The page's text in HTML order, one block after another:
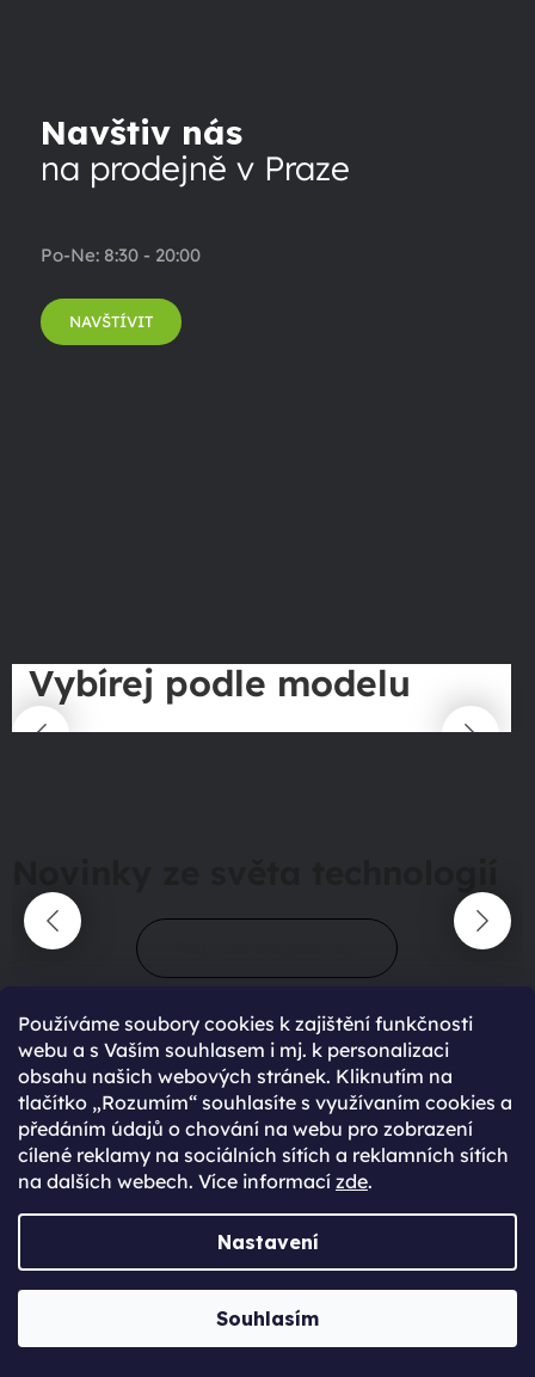
Používáme soubory cookies k zajištění funkčnosti
webu a s Vaším souhlasem i mj. k personalizaci
obsahu našich webových stránek. Kliknutím na
tlačítko „Rozumím“ souhlasíte s využívaním cookies a
předáním údajů o chování na webu pro zobrazení
cílené reklamy na sociálních sítích a reklamních sítích
na dalších webech. Více informací zde.
Nastavení
Souhlasím
Navštiv nás
na prodejně v Praze
Po-Ne: 8:30 - 20:00
NAVŠTÍVIT
Vybírej podle modelu
90 % spokojení zákazníci
maximální spokojenost